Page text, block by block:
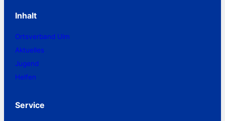
Inhalt
Ortsverband Ulm
Aktuelles
Jugend
Helfen
Service